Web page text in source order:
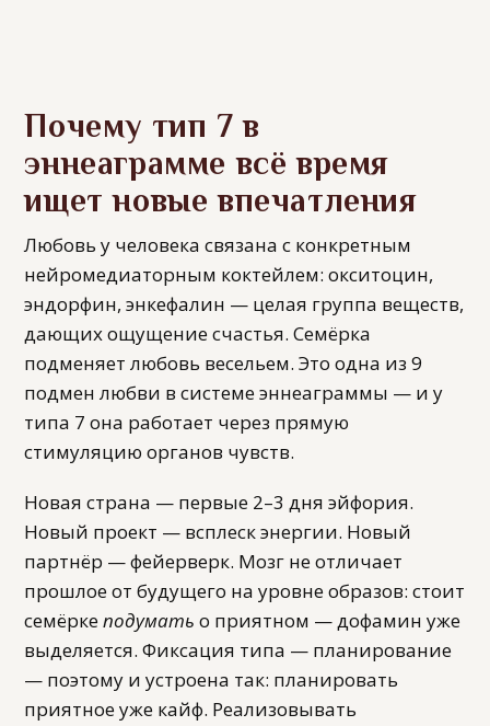
Почему тип 7 в
эннеаграмме всё время
ищет новые впечатления
Любовь у человека связана с конкретным
нейромедиаторным коктейлем: окситоцин,
эндорфин, энкефалин — целая группа веществ,
дающих ощущение счастья. Семёрка
подменяет любовь весельем. Это одна из 9
подмен любви в системе эннеаграммы — и у
типа 7 она работает через прямую
стимуляцию органов чувств.
Новая страна — первые 2–3 дня эйфория.
Новый проект — всплеск энергии. Новый
партнёр — фейерверк. Мозг не отличает
прошлое от будущего на уровне образов: стоит
семёркеподумать о приятном — дофамин уже
выделяется. Фиксация типа — планирование
— поэтому и устроена так: планировать
приятное уже кайф. Реализовывать